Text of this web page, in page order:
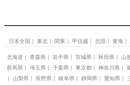
日本全国 東北 関東 甲信越 北陸 東海
北海道 青森県 岩手県 宮城県 秋田県 山
群馬県
埼玉県 千葉県 東京都 神奈川県
山梨県
長野県 岐阜県 静岡県 愛知県